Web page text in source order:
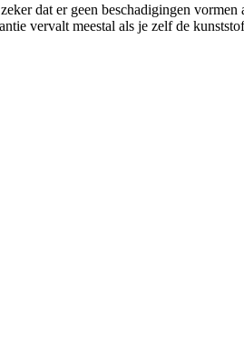
dat er geen beschadigingen
vervalt meestal als je zelf de